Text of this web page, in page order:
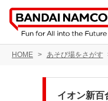
HOME あそび場をさがす
イオン新百